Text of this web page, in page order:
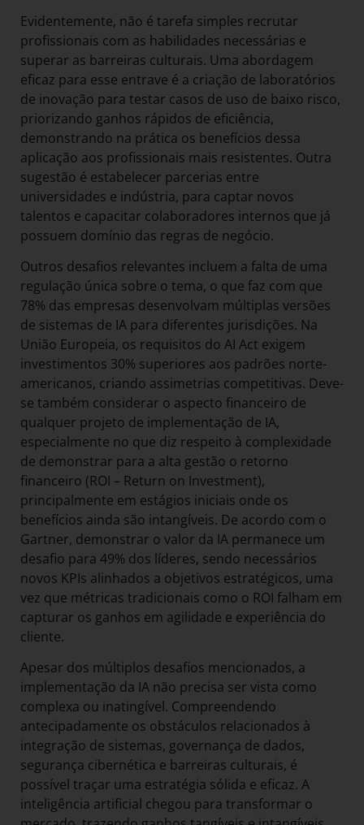
Evidentemente, não é tarefa simples recrutar
profissionais com as habilidades necessárias e
superar as barreiras culturais. Uma abordagem
eficaz para esse entrave é a criação de laboratórios
de inovação para testar casos de uso de baixo risco,
priorizando ganhos rápidos de eficiência,
demonstrando na prática os benefícios dessa
aplicação aos profissionais mais resistentes. Outra
sugestão é estabelecer parcerias entre
universidades e indústria, para captar novos
talentos e capacitar colaboradores internos que já
possuem domínio das regras de negócio.
Outros desafios relevantes incluem a falta de uma
regulação única sobre o tema, o que faz com que
78% das empresas desenvolvam múltiplas versões
de sistemas de IA para diferentes jurisdições. Na
União Europeia, os requisitos do AI Act exigem
investimentos 30% superiores aos padrões norte-
americanos, criando assimetrias competitivas. Deve-
se também considerar o aspecto financeiro de
qualquer projeto de implementação de IA,
especialmente no que diz respeito à complexidade
de demonstrar para a alta gestão o retorno
financeiro (ROI – Return on Investment),
principalmente em estágios iniciais onde os
benefícios ainda são intangíveis. De acordo com o
Gartner, demonstrar o valor da IA permanece um
desafio para 49% dos líderes, sendo necessários
novos KPIs alinhados a objetivos estratégicos, uma
vez que métricas tradicionais como o ROI falham em
capturar os ganhos em agilidade e experiência do
cliente.
Apesar dos múltiplos desafios mencionados, a
implementação da IA não precisa ser vista como
complexa ou inatingível. Compreendendo
antecipadamente os obstáculos relacionados à
integração de sistemas, governança de dados,
segurança cibernética e barreiras culturais, é
possível traçar uma estratégia sólida e eficaz. A
inteligência artificial chegou para transformar o